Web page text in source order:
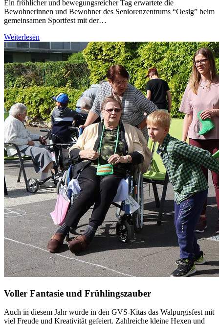
Ein fröhlicher und bewegungsreicher Tag erwartete die
Bewohnerinnen und Bewohner des Seniorenzentrums “Oesig” beim
gemeinsamen Sportfest mit der…
Weiterlesen
Voller Fantasie und Frühlingszauber
Auch in diesem Jahr wurde in den GVS-Kitas das Walpurgisfest mit
viel Freude und Kreativität gefeiert. Zahlreiche kleine Hexen und